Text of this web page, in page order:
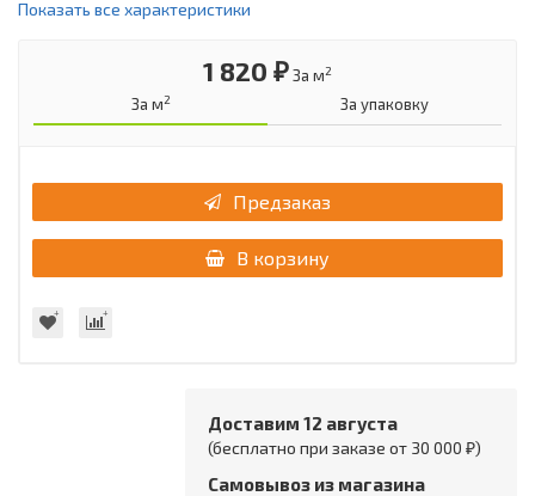
Показать все характеристики
1 820 ₽За м2
За м2 За упаковку
Предзаказ
В корзину
Доставим 12 августа
(бесплатно при заказе от 30 000 ₽)
Самовывоз из магазина